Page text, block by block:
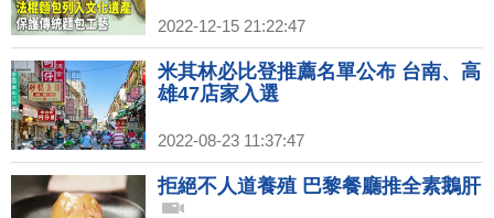
2022-12-15 21:22:47
米其林必比登推薦名單公布 台南、高
雄47店家入選
2022-08-23 11:37:47
拒絕不人道養殖 巴黎餐廳推全素鵝肝